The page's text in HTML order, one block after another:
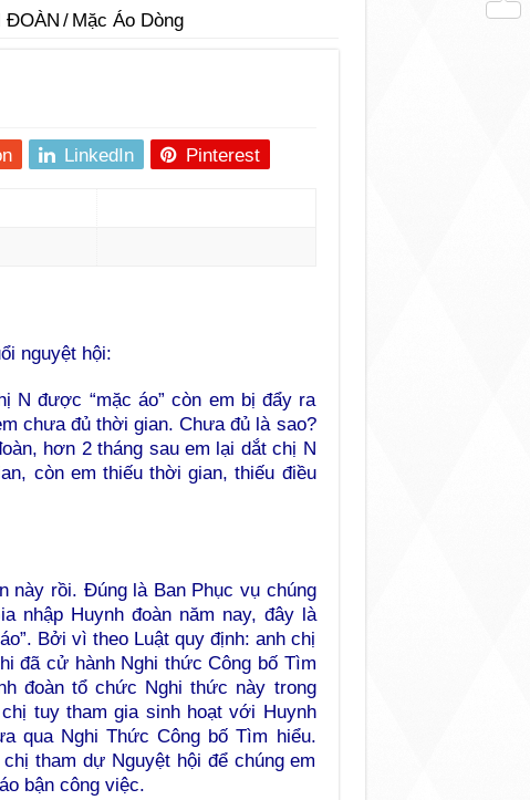
ĐOÀN / Mặc Áo Dòng
LinkedIn Pinterest
nguyệt hội:
N được “mặc áo” còn em bị đẩy ra
chưa đủ thời gian. Chưa đủ là sao?
hơn 2 tháng sau em lại dắt chị N
còn em thiếu thời gian, thiếu điều
này rồi. Đúng là Ban Phục vụ chúng
nhập Huynh đoàn năm nay, đây là
Bởi vì theo Luật quy định: anh chị
đã cử hành Nghi thức Công bố Tìm
đoàn tổ chức Nghi thức này trong
tuy tham gia sinh hoạt với Huynh
qua Nghi Thức Công bố Tìm hiểu.
tham dự Nguyệt hội để chúng em
bận công việc.